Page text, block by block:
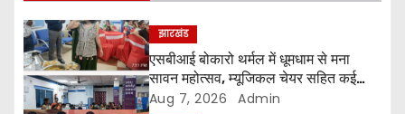
n
a
v
झारखंड
एसबीआई बोकारो थर्मल में धूमधाम से मना
सावन महोत्सव, म्यूजिकल चेयर सहित कई
प्रतियोगिताओं में महिलाओं ने दिखाया उत्साह
Aug 7, 2026 Admin